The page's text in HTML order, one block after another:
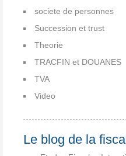
societe de personnes
Succession et trust
Theorie
TRACFIN et DOUANES
TVA
Video
Le blog de la